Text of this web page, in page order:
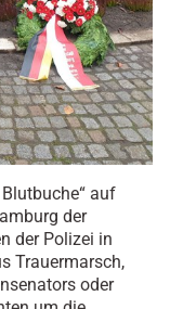
auf
der
der Polizei in
Trauermarsch,
oder